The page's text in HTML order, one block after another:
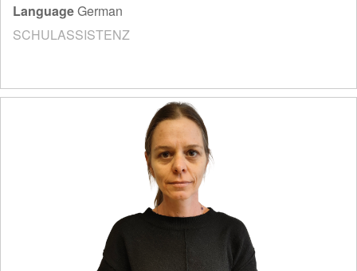
LanguageGerman
SCHULASSISTENZ